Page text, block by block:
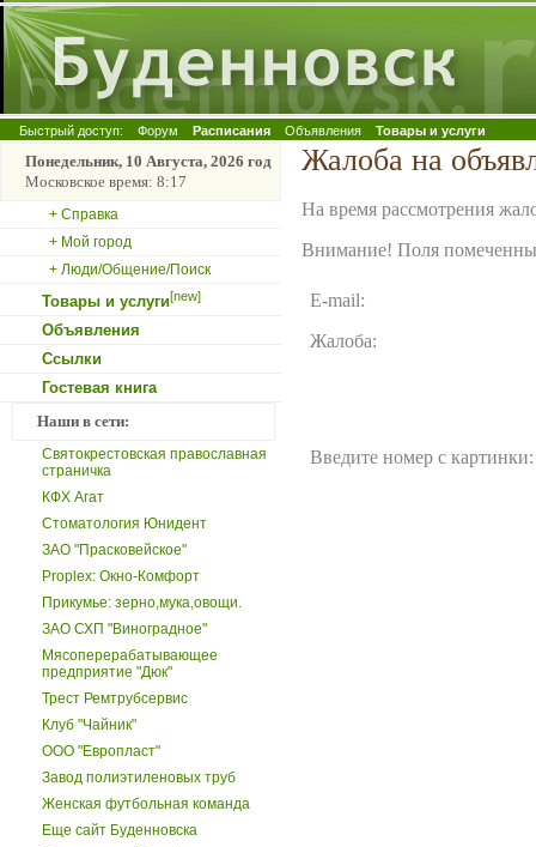
Быстрый доступ: Форум Расписания Объявления Товары и услуги
Понедельник, 10 Августа, 2026 год
Московское время: 8:17
+ Справка
+ Мой город
+ Люди/Общение/Поиск
Товары и услуги[new]
Объявления
Ссылки
Гостевая книга
Наши в сети:
Святокрестовская православная
страничка
КФХ Агат
Стоматология Юнидент
ЗАО "Прасковейское"
Proplex: Окно-Комфорт
Прикумье: зерно,мука,овощи.
ЗАО СХП "Виноградное"
Мясоперерабатывающее
предприятие "Дюк"
Трест Ремтрубсервис
Клуб "Чайник"
ООО "Европласт"
Завод полиэтиленовых труб
Женская футбольная команда
Еще сайт Буденновска
Жалоба на
На время рассмотрения
Внимание! Поля
E-mail:
Жалоба:
Введите номер с картинки: